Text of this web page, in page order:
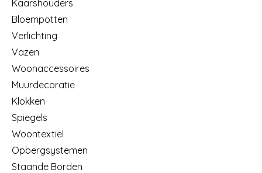
Kaarshouders
Bloempotten
Verlichting
Vazen
Woonaccessoires
Muurdecoratie
Klokken
Spiegels
Woontextiel
Opbergsystemen
Staande Borden